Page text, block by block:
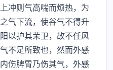
冲则气高喘而烦热，为
气下流，使谷气不得升
以护其荣卫，故不任风
不足所致也，然而外感
伤脾胃乃伤其气，外感